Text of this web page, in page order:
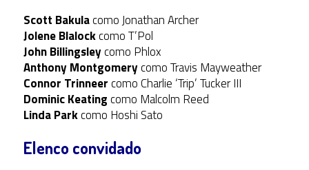
Scott Bakulacomo Jonathan Archer
Jolene Blalockcomo T’Pol
John Billingsleycomo Phlox
Anthony Montgomerycomo Travis Mayweather
Connor Trinneercomo Charlie ‘Trip’ Tucker III
Dominic Keatingcomo Malcolm Reed
Linda Parkcomo Hoshi Sato
Elenco convidado